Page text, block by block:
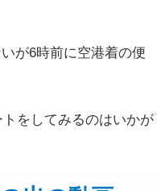
が6時前に空港着の便
をしてみるのはいかが